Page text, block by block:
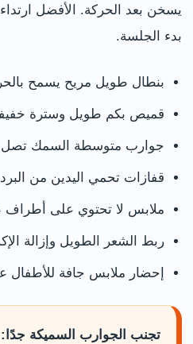
يسخن بعد الحركة. الأفضل
بدء الجلسة.
بنطال طويل مريح يسمح
قميص بكم طويل وسترة
جوارب متوسطة السمك تصل
قفازات تحمي اليدين من
ملابس لا تحتوي على أطراف
ربط الشعر الطويل وإزالة
إحضار ملابس جافة للأطفال
تجنب الجوارب السميكة جدًا: